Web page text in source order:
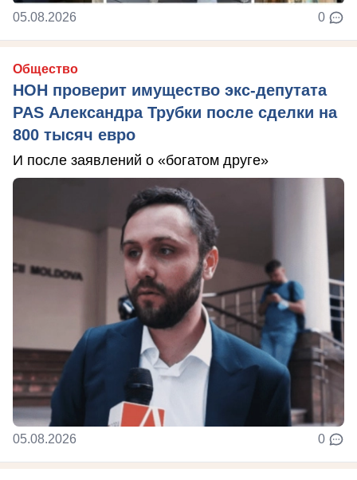
05.08.2026 0
Общество
НОН проверит имущество экс-депутата
PAS Александра Трубки после сделки на
800 тысяч евро
И после заявлений о «богатом друге»
05.08.2026 0